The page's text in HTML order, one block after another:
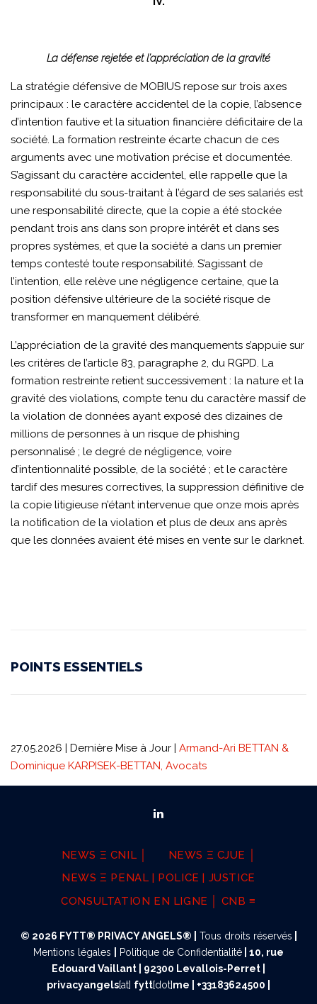
La défense rejetée et l’appréciation de la gravité
La stratégie défensive de MOBIUS repose sur trois axes
principaux : le caractère accidentel de la copie, l’absence
d’intention fautive et la situation financière déficitaire de la
société. La formation restreinte écarte chacun de ces
arguments avec une motivation précise et documentée.
S’agissant du caractère accidentel, elle rappelle que la
responsabilité du sous-traitant à l’égard de ses salariés est
une responsabilité directe, que la copie a été stockée
pendant trois ans dans son propre intérêt et dans ses
propres systèmes, et que la société a dans un premier
temps contesté toute responsabilité. S’agissant de
l’intention, elle relève une négligence certaine, que la
position défensive ultérieure de la société risque de
transformer en manquement délibéré.
L’appréciation de la gravité des manquements s’appuie sur
les critères de l’article 83, paragraphe 2, du RGPD. La
formation restreinte retient successivement : la nature et la
gravité des violations, compte tenu du caractère massif de
la violation de données ayant exposé des dizaines de
millions de personnes à un risque de phishing
personnalisé ; le degré de négligence, voire
d’intentionnalité possible, de la société ; et le caractère
tardif des mesures correctives, la suppression définitive de
la copie litigieuse n’étant intervenue que onze mois après
la notification de la violation et plus de deux ans après
que les données avaient été mises en vente sur le darknet.
POINTS ESSENTIELS
27.05.2026 | Dernière Mise à Jour | Armand-Ari BETTAN &
Dominique KARPISEK-BETTAN, Avocats
NEWS Ξ CNIL │
NEWS Ξ CJUE │
NEWS Ξ PENAL | POLICE | JUSTICE
CONSULTATION EN LIGNE │ CNB ≡
© 2026 FYTT® PRIVACY ANGELS® | Tous droits réservés
Mentions légales
Politique de Confidentialité
10, rue
Edouard Vaillant | 92300 Levallois-Perret |
privacyangels[at] fytt[dot]me | +33183624500 |